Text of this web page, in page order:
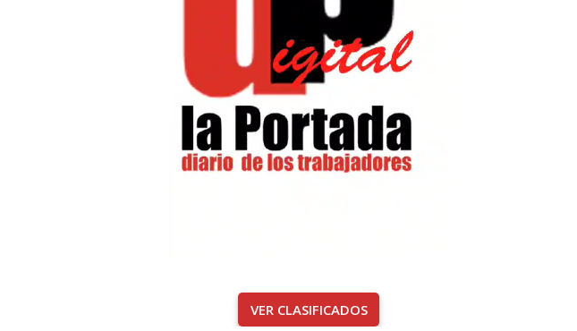
VER CLASIFICADOS